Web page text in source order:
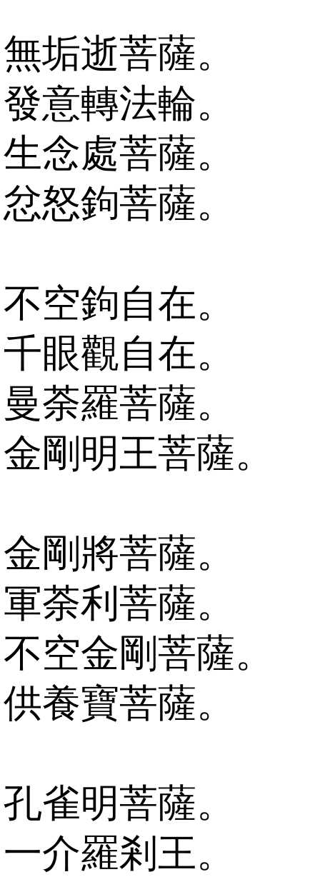
無垢逝菩薩。
發意轉法輪。
生念處菩薩。
忿怒鉤菩薩。
不空鉤自在。
千眼觀自在。
曼荼羅菩薩。
金剛明王菩薩。
金剛將菩薩。
軍荼利菩薩。
不空金剛菩薩。
供養寶菩薩。
孔雀明菩薩。
一介羅剎王。